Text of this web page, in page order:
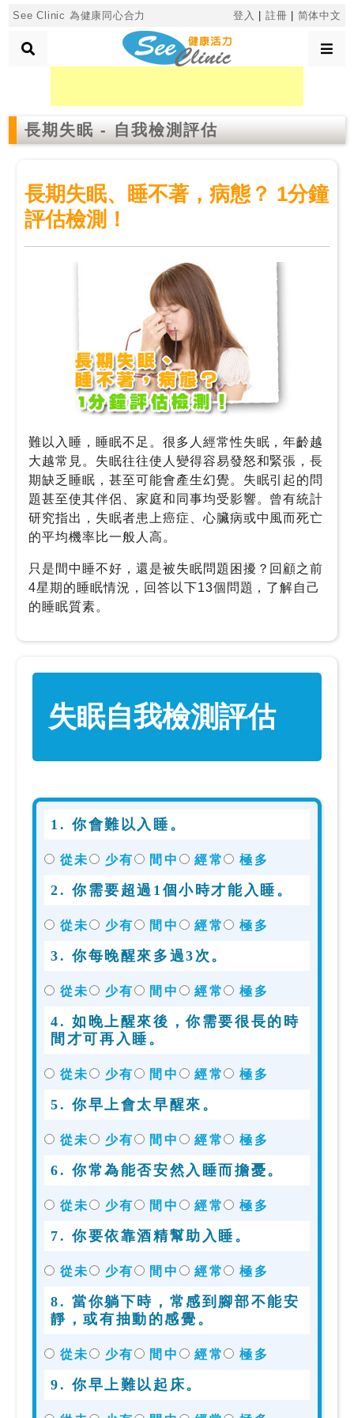
See Clinic 為健康同心合力 登入 註冊 简体中文
所
分
搜
尋
時
應
診
急
症
室
服
務
立
院
醫
×
長期失眠 - 自我檢測評估
長期失眠、睡不著，病態？ 1分鐘
評估檢測！
難以入睡，睡眠不足。很多人經常性失眠，年齡越
大越常見。失眠往往使人變得容易發怒和緊張，長
期缺乏睡眠，甚至可能會產生幻覺。失眠引起的問
題甚至使其伴侶、家庭和同事均受影響。曾有統計
研究指出，失眠者患上癌症、心臟病或中風而死亡
的平均機率比一般人高。
只是間中睡不好，還是被失眠問題困擾？回顧之前
4星期的睡眠情況，回答以下13個問題，了解自己
的睡眠質素。
失眠自我檢測評估
1. 你會難以入睡。
從未 少有 間中 經常 極多
2. 你需要超過1個小時才能入睡。
從未 少有 間中 經常 極多
3. 你每晚醒來多過3次。
從未 少有 間中 經常 極多
4. 如晚上醒來後，你需要很長的時
間才可再入睡。
從未 少有 間中 經常 極多
5. 你早上會太早醒來。
從未 少有 間中 經常 極多
6. 你常為能否安然入睡而擔憂。
從未 少有 間中 經常 極多
7. 你要依靠酒精幫助入睡。
從未 少有 間中 經常 極多
8. 當你躺下時，常感到腳部不能安
靜，或有抽動的感覺。
從未 少有 間中 經常 極多
9. 你早上難以起床。